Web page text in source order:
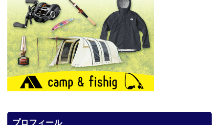
プロフィール